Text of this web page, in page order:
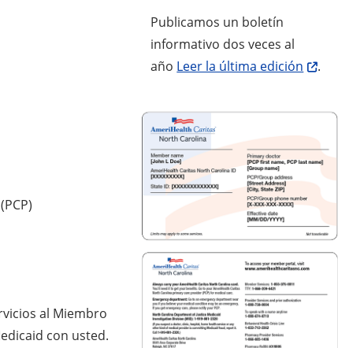
Publicamos un boletín
informativo dos veces al
año Leer la última edición .
al Miembro
con usted.